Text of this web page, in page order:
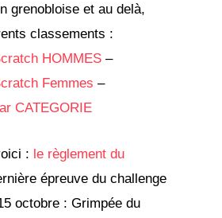
grenobloise et au delà,
classements :
HOMMES –
Femmes –
CATEGORIE
: le règlement du
épreuve du challenge
octobre : Grimpée du